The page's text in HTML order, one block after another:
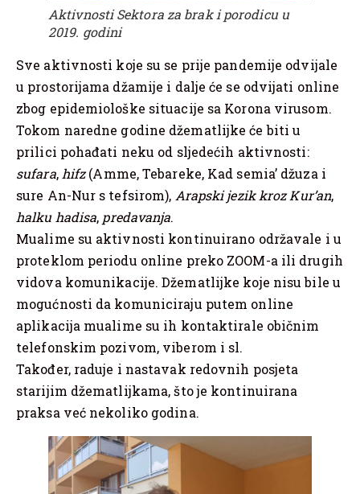
Aktivnosti Sektora za brak i porodicu u
2019. godini
Sve aktivnosti koje su se prije pandemije odvijale
u prostorijama džamije i dalje će se odvijati online
zbog epidemiološke situacije sa Korona virusom.
Tokom naredne godine džematlijke će biti u
prilici pohađati neku od sljedećih aktivnosti:
sufara,hifz(Amme, Tebareke, Kad semia’ džuza i
sure An-Nur s tefsirom), Arapski jezik kroz Kur’an,
halku hadisa, predavanja.
Mualime su aktivnosti kontinuirano održavale i u
proteklom periodu online preko ZOOM-a ili drugih
vidova komunikacije. Džematlijke koje nisu bile u
mogućnosti da komuniciraju putem online
aplikacija mualime su ih kontaktirale običnim
telefonskim pozivom, viberom i sl.
Također, raduje i nastavak redovnih posjeta
starijim džematlijkama, što je kontinuirana
praksa već nekoliko godina.